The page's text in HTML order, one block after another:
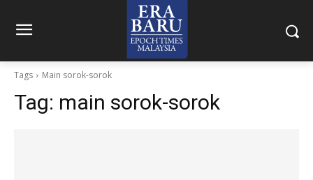
Tags Main sorok-sorok
Tag: main sorok-sorok